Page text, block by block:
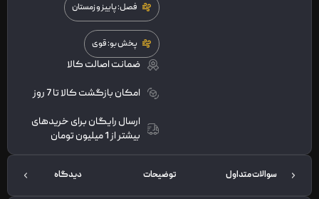
فصل: پاییز و زمستان
پخش بو: قوی
ضمانت اصالت کالا
امکان بازگشت کالا تا 7 روز
ارسال رایگان برای خریدهای
بیشتر از 1 میلیون تومان
سوالات متداول توضیحات دیدگاه